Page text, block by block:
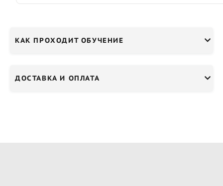
КАК ПРОХОДИТ ОБУЧЕНИЕ
ДОСТАВКА И ОПЛАТА